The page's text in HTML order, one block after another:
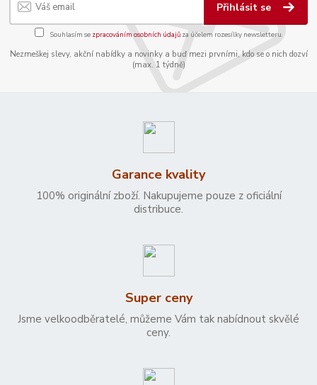
Přihlásit se
Souhlasím se zpracováním osobních údajůza účelem rozesílky newsletteru.
Nezmeškej slevy, akční nabídky a novinky a buď mezi prvními, kdo se o nich dozví
(max. 1 týdně)
Garance kvality
100% originální zboží. Nakupujeme pouze z oficiální
distribuce.
Super ceny
Jsme velkoodběratelé, můžeme Vám tak nabídnout skvělé
ceny.